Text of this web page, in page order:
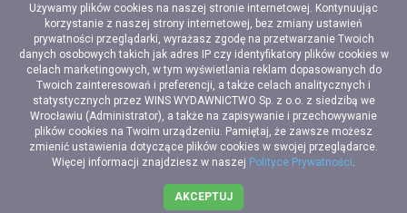
Używamy plików cookies na naszej stronie internetowej. Kontynuując
korzystanie z naszej strony internetowej, bez zmiany ustawień
prywatności przeglądarki, wyrażasz zgodę na przetwarzanie Twoich
danych osobowych takich jak adres IP czy identyfikatory plików cookies w
celach marketingowych, w tym wyświetlania reklam dopasowanych do
Twoich zainteresowań i preferencji, a także celach analitycznych i
statystycznych przez WINS WYDAWNICTWO Sp. z o.o. z siedzibą we
Wrocławiu (Administrator), a także na zapisywanie i przechowywanie
plików cookies na Twoim urządzeniu. Pamiętaj, że zawsze możesz
zmienić ustawienia dotyczące plików cookies w swojej przeglądarce.
Więcej informacji znajdziesz w naszej Polityce Prywatności
AKCEPTUJ